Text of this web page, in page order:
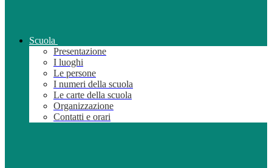
Scuola
Presentazione
I luoghi
Le persone
I numeri della scuola
Le carte della scuola
Organizzazione
Contatti e orari